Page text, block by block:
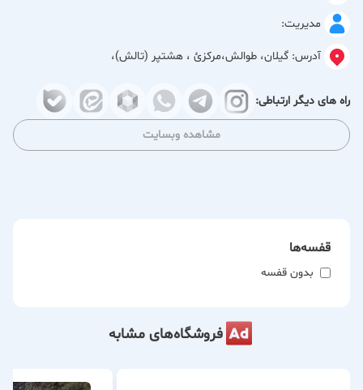
مدیریت:
آدرس: گیلان، طوالش،مركزئ ، هشتپر (تالش)،
راه های دیگر ارتباطی:
مشاهده وبسایت
قفسه‌ها
بدون قفسه
فروشگاه‌های مشابه